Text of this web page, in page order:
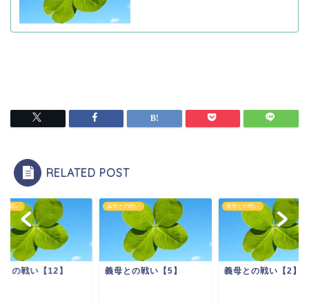
RELATED POST
の戦い
との戦い【12】
義母との戦い
義母との戦い【5】
義母との戦い
義母との戦い【2】